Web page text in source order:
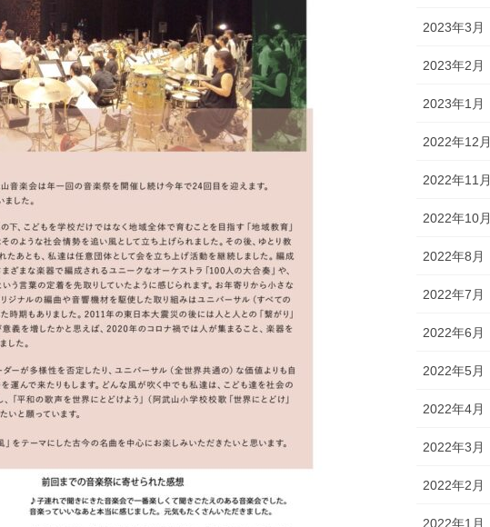
2023年3月
2023年2月
2023年1月
2022年12月
2022年11月
2022年10月
2022年8月
2022年7月
2022年6月
2022年5月
2022年4月
2022年3月
2022年2月
2022年1月